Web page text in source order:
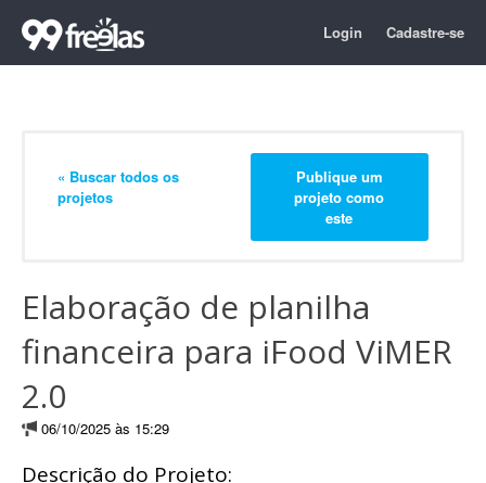
Login Cadastre-se
« Buscar todos os
projetos
Publique um
projeto como
este
Elaboração de planilha
financeira para iFood ViMER
2.0
06/10/2025 às 15:29
Descrição do Projeto: